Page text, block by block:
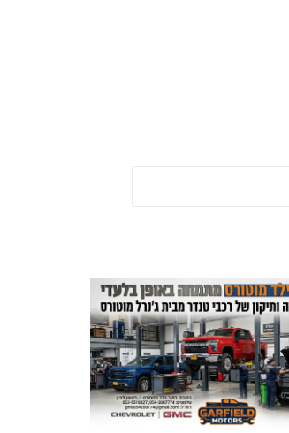
עפר — ואז נכנענו על הנייר!
יקרוס: איראן והחות'ים כבר ערוכים